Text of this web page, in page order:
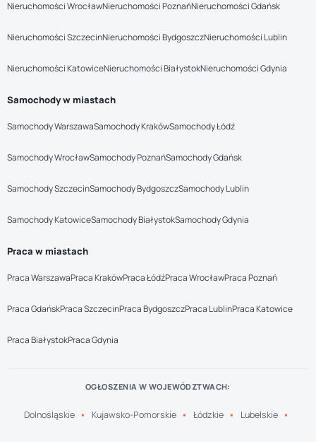
Nieruchomości WrocławNieruchomości PoznańNieruchomości Gdańsk
Nieruchomości SzczecinNieruchomości BydgoszczNieruchomości Lublin
Nieruchomości KatowiceNieruchomości BiałystokNieruchomości Gdynia
Samochody w miastach
Samochody WarszawaSamochody KrakówSamochody Łódź
Samochody WrocławSamochody PoznańSamochody Gdańsk
Samochody SzczecinSamochody BydgoszczSamochody Lublin
Samochody KatowiceSamochody BiałystokSamochody Gdynia
Praca w miastach
Praca WarszawaPraca KrakówPraca ŁódźPraca WrocławPraca Poznań
Praca GdańskPraca SzczecinPraca BydgoszczPraca LublinPraca Katowice
Praca BiałystokPraca Gdynia
OGŁOSZENIA W WOJEWÓDZTWACH:
Dolnośląskie Kujawsko-Pomorskie Łódzkie Lubelskie